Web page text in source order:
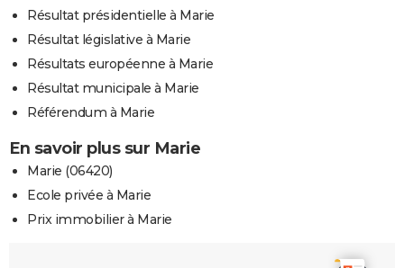
Résultat présidentielle à Marie
Résultat législative à Marie
Résultats européenne à Marie
Résultat municipale à Marie
Référendum à Marie
En savoir plus sur Marie
Marie (06420)
Ecole privée à Marie
Prix immobilier à Marie